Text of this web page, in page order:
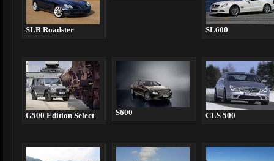
SLR Roadster SL600
G500 Edition Select S600 CLS 500